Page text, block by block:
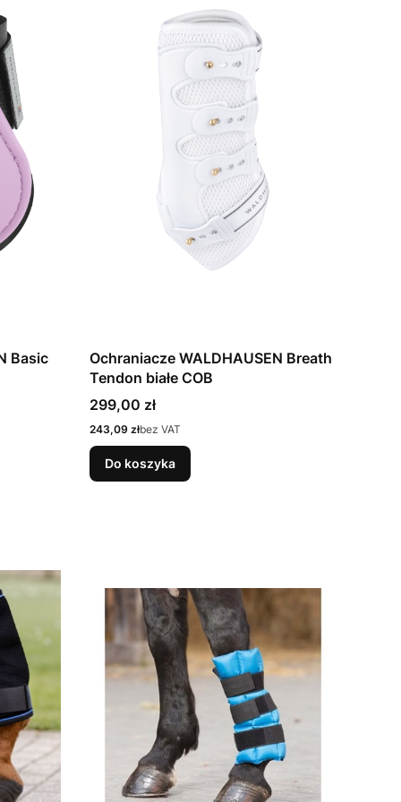
Basic
Ochraniacze WALDHAUSEN Breath
Tendon białe COB
Cena
299,00 zł
Cena
243,09 złbez VAT
Do koszyka